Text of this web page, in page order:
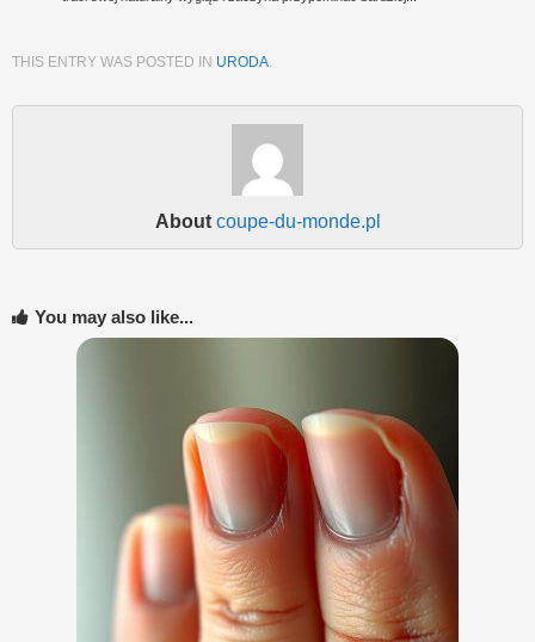
THIS ENTRY WAS POSTED IN URODA
About coupe-du-monde.pl
You may also like...